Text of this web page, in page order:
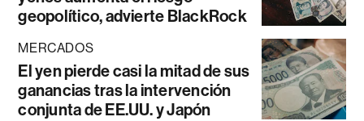
geopolítico, advierte BlackRock
MERCADOS
El yen pierde casi la mitad de sus
ganancias tras la intervención
conjunta de EE.UU. y Japón